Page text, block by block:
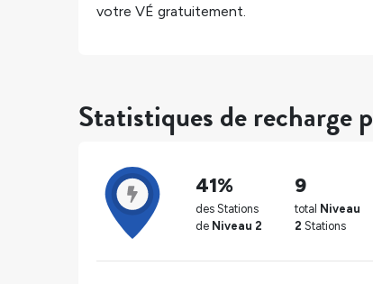
votre VÉ gratuitement.
Statistiques de recharge
41%
des Stations
de Niveau 2
9
total Niveau
2 Stations